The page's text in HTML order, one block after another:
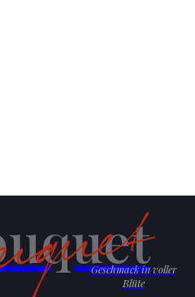
Geschmack in voller
Blüte